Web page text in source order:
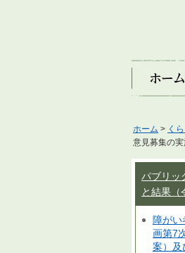
ホーム
ホーム > く
意見募集の
パブリッ
と結果（
障がい
画第7
案）及